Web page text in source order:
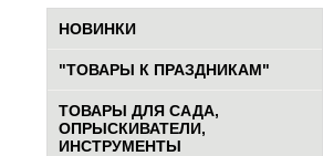
НОВИНКИ
"ТОВАРЫ К ПРАЗДНИКАМ"
ТОВАРЫ ДЛЯ САДА,
ОПРЫСКИВАТЕЛИ,
ИНСТРУМЕНТЫ